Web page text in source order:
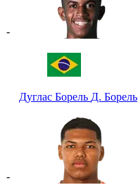
-
Дуглас Борель Д. Борель
-